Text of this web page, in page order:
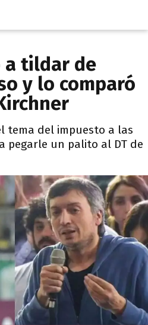
a tildar de
y lo comparó
tema del impuesto a las
pegarle un palito al DT de